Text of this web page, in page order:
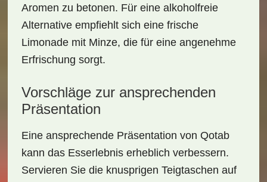
Aromen zu betonen. Für eine alkoholfreie
Alternative empfiehlt sich eine frische
Limonade mit Minze, die für eine angenehme
Erfrischung sorgt.
Vorschläge zur ansprechenden
Präsentation
Eine ansprechende Präsentation von Qotab
kann das Esserlebnis erheblich verbessern.
Servieren Sie die knusprigen Teigtaschen auf